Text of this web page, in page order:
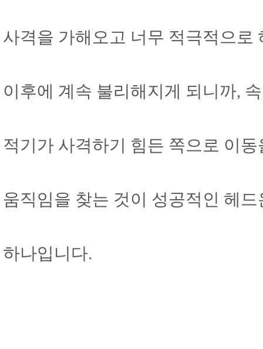
사격을 가해오고 너무 적극적으로
이후에 계속 불리해지게 되니까,
적기가 사격하기 힘든 쪽으로 이
움직임을 찾는 것이 성공적인 헤
하나입니다.